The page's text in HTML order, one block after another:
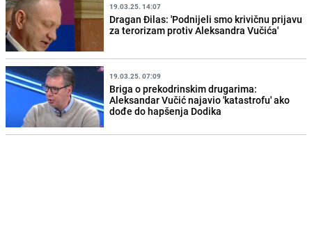
19.03.25. 14:07
Dragan Đilas: 'Podnijeli smo krivičnu prijavu
za terorizam protiv Aleksandra Vučića'
19.03.25. 07:09
Briga o prekodrinskim drugarima:
Aleksandar Vučić najavio 'katastrofu' ako
dođe do hapšenja Dodika